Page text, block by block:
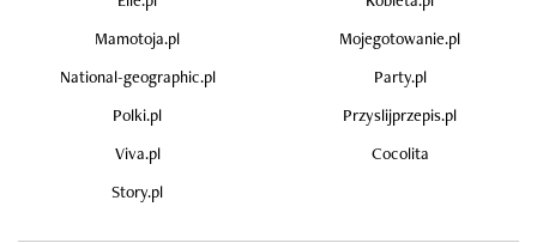
Mamotoja.pl
Mojegotowanie.pl
National-geographic.pl
Party.pl
Polki.pl
Przyslijprzepis.pl
Viva.pl
Cocolita
Story.pl